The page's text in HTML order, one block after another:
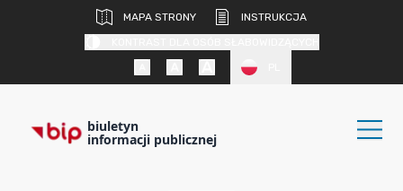
MAPA STRONY
INSTRUKCJA
biuletyn
informacji publicznej